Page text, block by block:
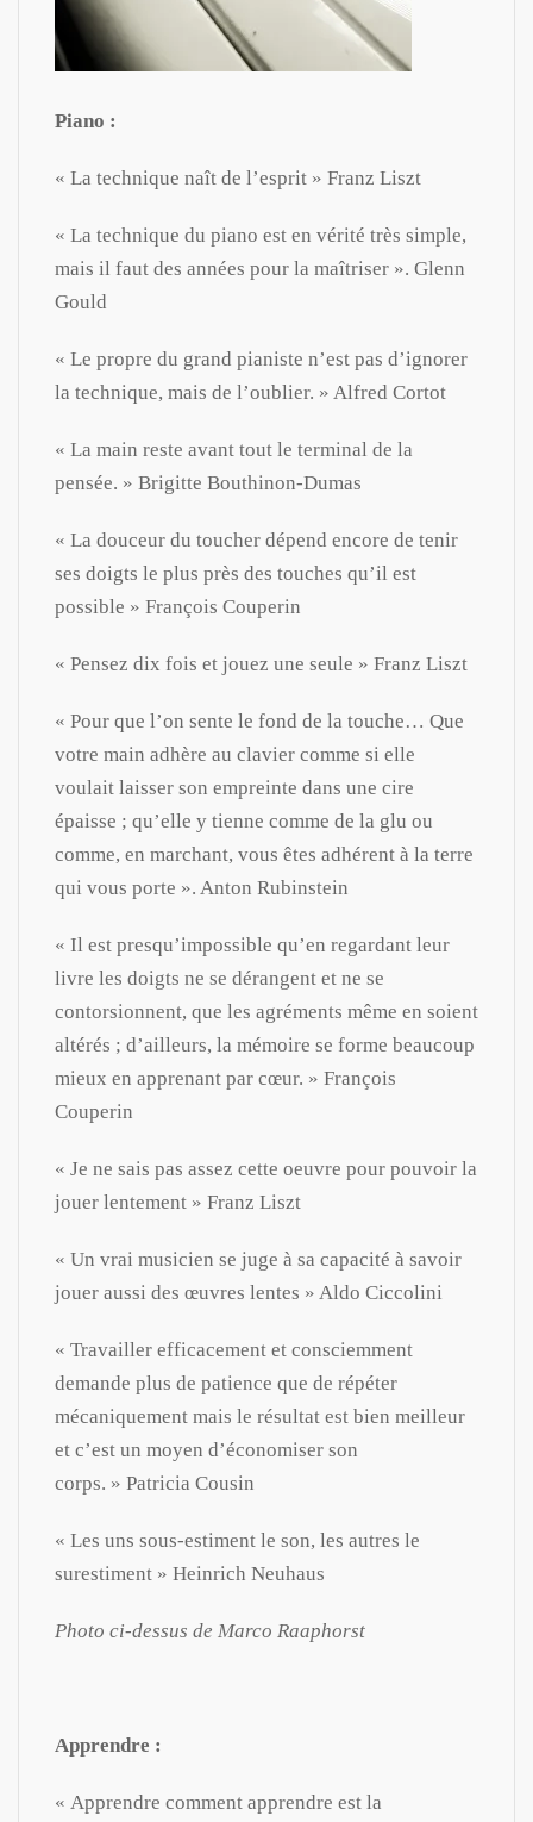
Piano :
« La technique naît de l’esprit » Franz Liszt
« La technique du piano est en vérité très simple,
mais il faut des années pour la maîtriser ». Glenn
Gould
« Le propre du grand pianiste n’est pas d’ignorer
la technique, mais de l’oublier. » Alfred Cortot
« La main reste avant tout le terminal de la
pensée. » Brigitte Bouthinon-Dumas
« La douceur du toucher dépend encore de tenir
ses doigts le plus près des touches qu’il est
possible » François Couperin
« Pensez dix fois et jouez une seule » Franz Liszt
« Pour que l’on sente le fond de la touche… Que
votre main adhère au clavier comme si elle
voulait laisser son empreinte dans une cire
épaisse ; qu’elle y tienne comme de la glu ou
comme, en marchant, vous êtes adhérent à la terre
qui vous porte ». Anton Rubinstein
« Il est presqu’impossible qu’en regardant leur
livre les doigts ne se dérangent et ne se
contorsionnent, que les agréments même en soient
altérés ; d’ailleurs, la mémoire se forme beaucoup
mieux en apprenant par cœur. » François
Couperin
« Je ne sais pas assez cette oeuvre pour pouvoir la
jouer lentement » Franz Liszt
« Un vrai musicien se juge à sa capacité à savoir
jouer aussi des œuvres lentes » Aldo Ciccolini
« Travailler efficacement et consciemment
demande plus de patience que de répéter
mécaniquement mais le résultat est bien meilleur
et c’est un moyen d’économiser son
corps. » Patricia Cousin
« Les uns sous-estiment le son, les autres le
surestiment » Heinrich Neuhaus
Photo ci-dessus de Marco Raaphorst
Apprendre :
« Apprendre comment apprendre est la